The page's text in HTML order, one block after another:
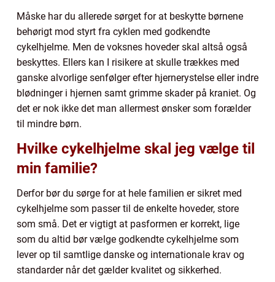
Måske har du allerede sørget for at beskytte børnene
behørigt mod styrt fra cyklen med godkendte
cykelhjelme. Men de voksnes hoveder skal altså også
beskyttes. Ellers kan I risikere at skulle trækkes med
ganske alvorlige senfølger efter hjernerystelse eller indre
blødninger i hjernen samt grimme skader på kraniet. Og
det er nok ikke det man allermest ønsker som forælder
til mindre børn.
Hvilke cykelhjelme skal jeg vælge til
min familie?
Derfor bør du sørge for at hele familien er sikret med
cykelhjelme som passer til de enkelte hoveder, store
som små. Det er vigtigt at pasformen er korrekt, lige
som du altid bør vælge godkendte cykelhjelme som
lever op til samtlige danske og internationale krav og
standarder når det gælder kvalitet og sikkerhed.